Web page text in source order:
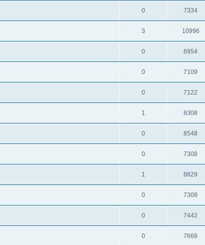
0 7334
3 10996
0 6954
0 7109
0 7122
1 8308
0 8548
0 7308
1 8829
0 7308
0 7442
0 7668